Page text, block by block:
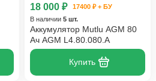
18 000 ₽
17400 ₽ + БУ
В наличии 5 шт.
Аккумулятор Mutlu AGM 80
Ач AGM L4.80.080.A
Купить